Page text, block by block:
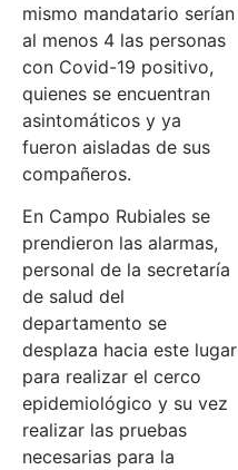
mismo mandatario serían
al menos 4 las personas
con Covid-19 positivo,
quienes se encuentran
asintomáticos y ya
fueron aisladas de sus
compañeros.
En Campo Rubiales se
prendieron las alarmas,
personal de la secretaría
de salud del
departamento se
desplaza hacia este lugar
para realizar el cerco
epidemiológico y su vez
realizar las pruebas
necesarias para la